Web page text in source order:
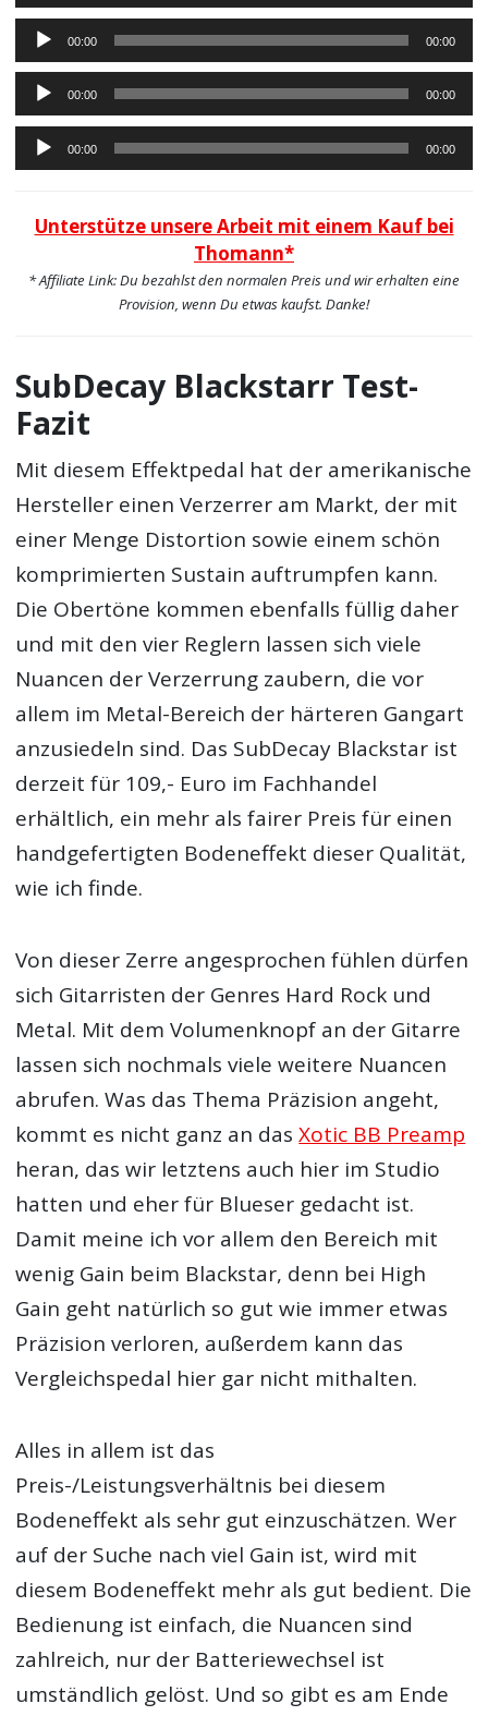
Player
Audio-
Player
00:00 00:00
Audio-
Player
00:00 00:00
Audio-
Player
00:00 00:00
Unterstütze unsere Arbeit mit einem Kauf bei
Thomann*
* Affiliate Link: Du bezahlst den normalen Preis und wir erhalten eine
Provision, wenn Du etwas kaufst. Danke!
SubDecay Blackstarr Test-
Fazit
Mit diesem Effektpedal hat der amerikanische
Hersteller einen Verzerrer am Markt, der mit
einer Menge Distortion sowie einem schön
komprimierten Sustain auftrumpfen kann.
Die Obertöne kommen ebenfalls füllig daher
und mit den vier Reglern lassen sich viele
Nuancen der Verzerrung zaubern, die vor
allem im Metal-Bereich der härteren Gangart
anzusiedeln sind. Das SubDecay Blackstar ist
derzeit für 109,- Euro im Fachhandel
erhältlich, ein mehr als fairer Preis für einen
handgefertigten Bodeneffekt dieser Qualität,
wie ich finde.
Von dieser Zerre angesprochen fühlen dürfen
sich Gitarristen der Genres Hard Rock und
Metal. Mit dem Volumenknopf an der Gitarre
lassen sich nochmals viele weitere Nuancen
abrufen. Was das Thema Präzision angeht,
kommt es nicht ganz an dasXotic BB Preamp
heran, das wir letztens auch hier im Studio
hatten und eher für Blueser gedacht ist.
Damit meine ich vor allem den Bereich mit
wenig Gain beim Blackstar, denn bei High
Gain geht natürlich so gut wie immer etwas
Präzision verloren, außerdem kann das
Vergleichspedal hier gar nicht mithalten.
Alles in allem ist das
Preis-/Leistungsverhältnis bei diesem
Bodeneffekt als sehr gut einzuschätzen. Wer
auf der Suche nach viel Gain ist, wird mit
diesem Bodeneffekt mehr als gut bedient. Die
Bedienung ist einfach, die Nuancen sind
zahlreich, nur der Batteriewechsel ist
umständlich gelöst. Und so gibt es am Ende